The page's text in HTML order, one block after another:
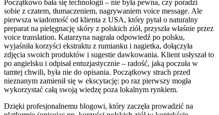
Początkowo bała się technologii – nie była pewna, czy poradzi
sobie z czatem, tłumaczeniem, nagrywaniem voice message. Ale
pierwsza wiadomość od klienta z USA, który pytał o naturalny
preparat na pielęgnację skóry z polskich ziół, przyszła właśnie przez
voice translation. Katarzyna nagrała odpowiedź po polsku,
wyjaśniła korzyści ekstraktu z rumianku i nagietka, dołączyła
zdjęcia swoich produktów i sugestie dawkowania. Klient usłyszał to
po angielsku i odpisał entuzjastycznie – radość, jaką poczuła w
tamtej chwili, była nie do opisania. Początkowy strach przed
nieznanym zamienił się w ekscytację: po raz pierwszy mogła
wykorzystać całą swoją wiedzę poza lokalnym rynkiem.
Dzięki profesjonalnemu blogowi, który zaczęła prowadzić na